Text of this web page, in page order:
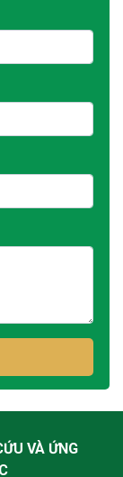
VÀ ỨNG